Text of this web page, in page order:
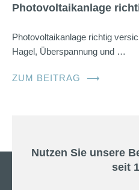
Photovoltaikanlage
Photovoltaikanlage richtig
Hagel, Überspannung und …
ZUM BEITRAG ⟶
Nutzen Sie unsere
seit